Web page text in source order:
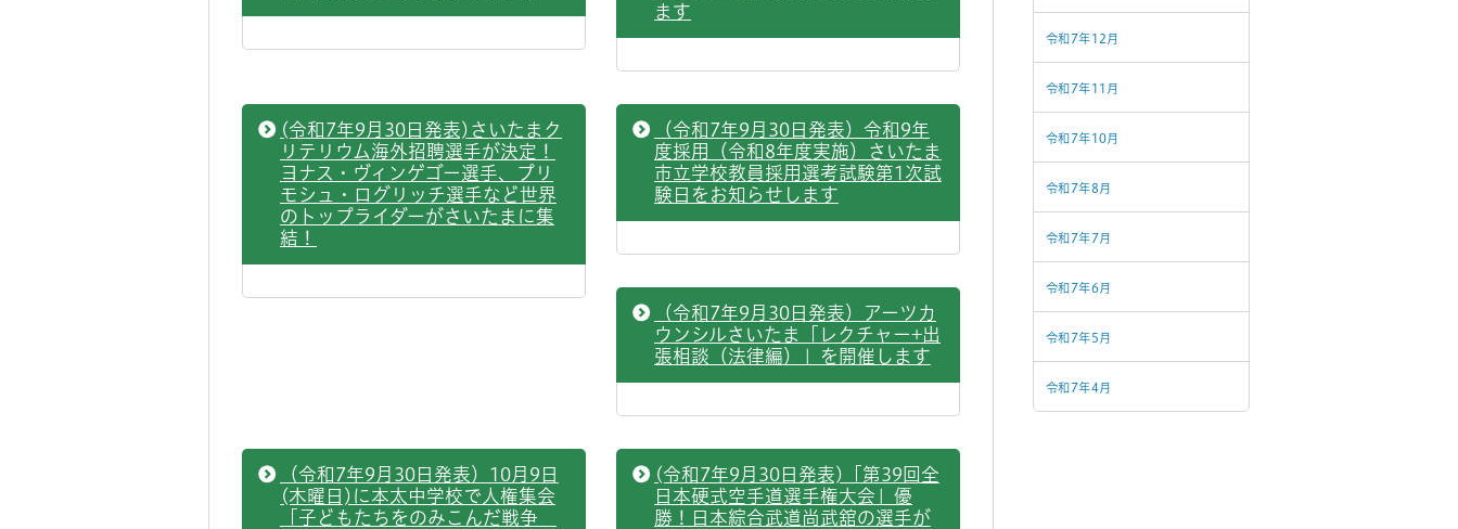
ます
(令和7年9月30日発表)さいたまク
リテリウム海外招聘選手が決定！
ヨナス・ヴィンゲゴー選手、プリ
モシュ・ログリッチ選手など世界
のトップライダーがさいたまに集
結！
（令和7年9月30日発表）令和9年
度採用（令和8年度実施）さいたま
市立学校教員採用選考試験第1次試
験日をお知らせします
（令和7年9月30日発表）アーツカ
ウンシルさいたま「レクチャー+出
張相談（法律編）」を開催します
（令和7年9月30日発表）10月9日
(木曜日)に本太中学校で人権集会
「子どもたちをのみこんだ戦争
(令和7年9月30日発表)「第39回全
日本硬式空手道選手権大会」優
勝！日本綜合武道尚武舘の選手が
令和7年12月
令和7年11月
令和7年10月
令和7年8月
令和7年7月
令和7年6月
令和7年5月
令和7年4月